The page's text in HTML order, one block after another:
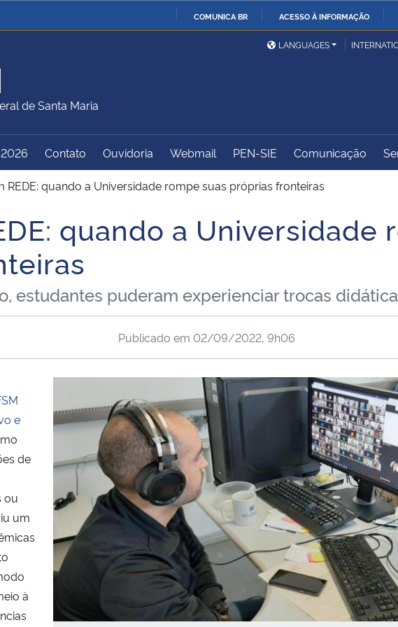
COMUNICA BR ACESSO À INFORMAÇÃO
da Justiça e
Ministério da Defesa
Ministério das Relações
Exteriores
da Educação
do Turismo
Ministério do
Desenvolvimento Regional
Controladoria-Geral da
União
de Segurança
Advocacia-Geral da União Banco Central do Brasil
LANGUAGES
de Santa Maria
Contato Ouvidoria Webmail PEN-SIE Comunicação
REDE: quando a Universidade rompe suas próprias fronteiras
quando a Universidade
estudantes puderam experienciar trocas
Publicado em 02/09/2022, 9h06
e
de
ou
um
à